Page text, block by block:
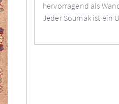
hervorragend als
Jeder Soumak ist ein